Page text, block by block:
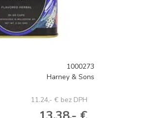
1000273
Harney & Sons
11.24,- € bez DPH